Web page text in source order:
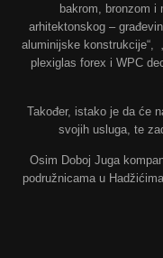
bakrom, bronzom i
arhitektonskog –
aluminijske konstrukcije“,
plexiglas forex i WPC
Također, istako je da će
svojih usluga, te
Osim Doboj Juga
podružnicama u